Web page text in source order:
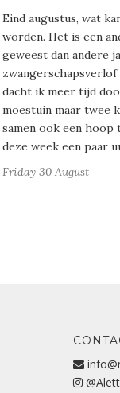
Eind augustus, wat
worden. Het is een
geweest dan andere
dacht ik meer tijd
moestuin maar twee
samen ook een hoop
deze week een paar
Friday 30 August